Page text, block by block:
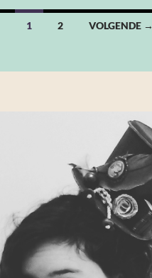
1 2 VOLGENDE →